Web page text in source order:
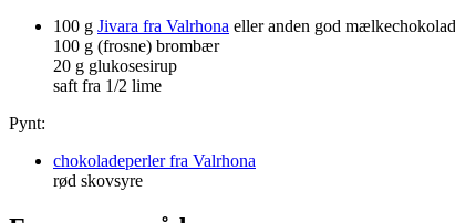
100 g Jivara fra Valrhona eller anden god
100 g (frosne) brombær
20 g glukosesirup
saft fra 1/2 lime
Pynt:
chokoladeperler fra Valrhona
rød skovsyre